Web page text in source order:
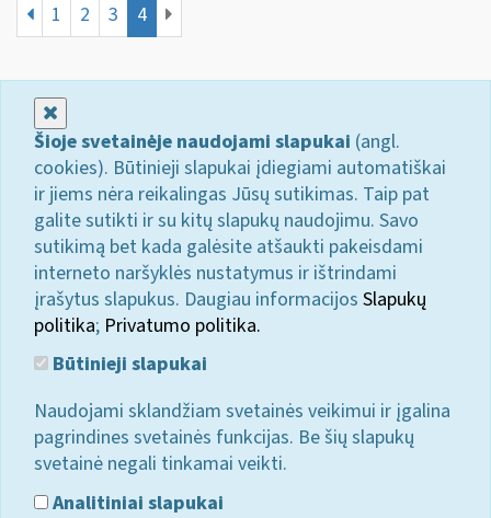
1 2 3 4
Šioje svetainėje naudojami slapukai (angl.
cookies). Būtinieji slapukai įdiegiami automatiškai
ir jiems nėra reikalingas Jūsų sutikimas. Taip pat
galite sutikti ir su kitų slapukų naudojimu. Savo
sutikimą bet kada galėsite atšaukti pakeisdami
interneto naršyklės nustatymus ir ištrindami
įrašytus slapukus. Daugiau informacijos Slapukų
politika; Privatumo politika.
Būtinieji slapukai
Naudojami sklandžiam svetainės veikimui ir įgalina
pagrindines svetainės funkcijas. Be šių slapukų
svetainė negali tinkamai veikti.
Analitiniai slapukai